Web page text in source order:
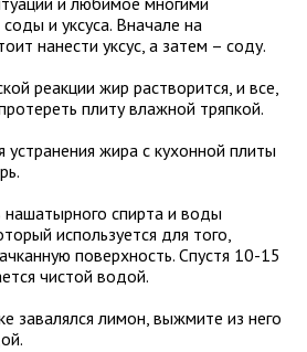
и уксуса. Вначале на
нанести уксус, а затем – соду.
реакции жир растворится, и все,
плиту влажной тряпкой.
жира с кухонной плиты
нашатырного спирта и воды
используется для того,
поверхность. Спустя 10-15
чистой водой.
завалялся лимон, выжмите из него